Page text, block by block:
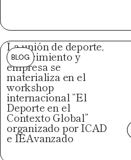
BLOG
La unión de deporte,
conocimiento y
empresa se
materializa en el
workshop
internacional “El
Deporte en el
Contexto Global”
organizado por ICAD
e IEAvanzado